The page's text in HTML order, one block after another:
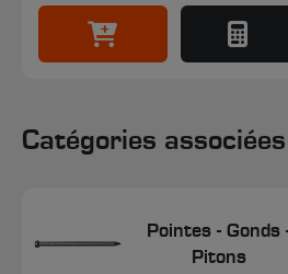
Catégories associées
Pointes - Gonds
Pitons